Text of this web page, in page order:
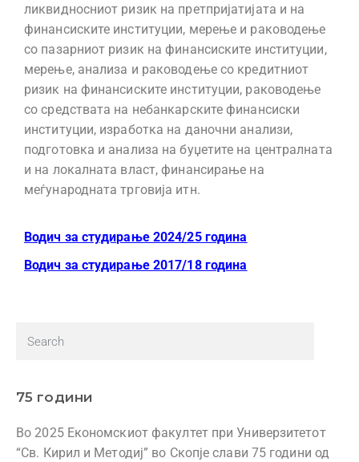
ликвидносниот ризик на претпријатијата и на
финансиските институции, мерење и раководење
со пазарниот ризик на финансиските институции,
мерење, анализа и раководење со кредитниот
ризик на финансиските институции, раководење
со средствата на небанкарските финансиски
институции, изработка на даночни анализи,
подготовка и анализа на буџетите на централната
и на локалната власт, финансирање на
меѓународната трговија итн.
Водич за студирање 2024/25 година
Водич за студирање 2017/18 година
75 години
Во 2025 Економскиот факултет при Универзитетот
“Св. Кирил и Методиј” во Скопје слави 75 години од